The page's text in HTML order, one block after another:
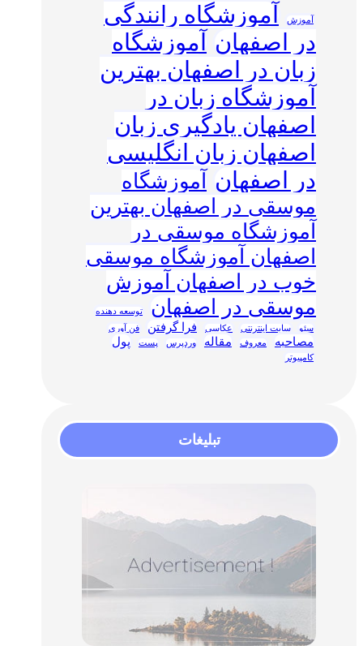
آموزش
آموزشگاه رانندگی
در اصفهان
آموزشگاه
زبان در اصفهان بهترین
آموزشگاه زبان در
اصفهان یادگیری زبان
اصفهان زبان انگلیسی
در اصفهان
آموزشگاه
موسقی در اصفهان بهترین
آموزشگاه موسقی در
اصفهان آموزشگاه موسقی
خوب در اصفهان آموزش
موسقی در اصفهان
توسعه دهنده
سئو
سایت اینترنتی عکاسی فرا گرفتن فن آوری
مصاحبه معروف مقاله وردپرس پست پول
کامپیوتر
تبلیغات